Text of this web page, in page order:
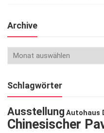
Archive
Schlagwörter
Ausstellung Autohaus
Chinesischer